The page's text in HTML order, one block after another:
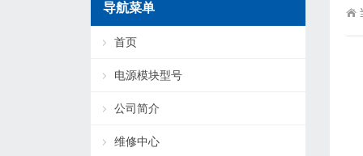
导航菜单
首页
电源模块型号
公司简介
维修中心